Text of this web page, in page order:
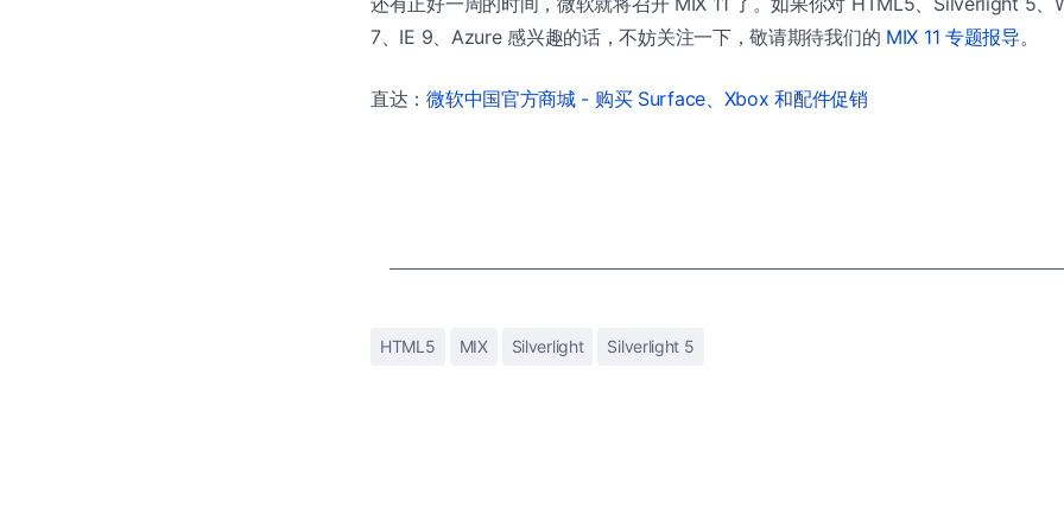
7、IE 9、Azure 感兴趣的话，不妨关注一下，敬请期待我们的 MIX 11 专题报导。
直达：微软中国官方商城 - 购买 Surface、Xbox 和配件促销
HTML5 MIX Silverlight Silverlight 5